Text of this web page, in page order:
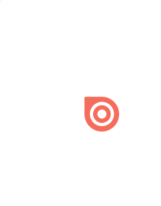
Create once,
Issuu turns PDFs and other
engaging content for every